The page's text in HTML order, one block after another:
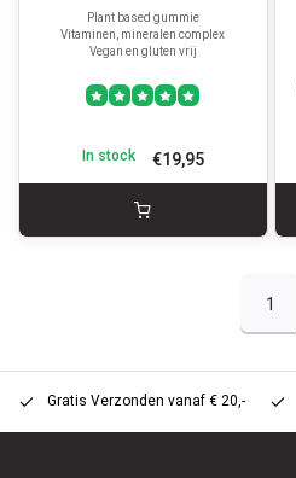
Plant based gummie
Vitaminen, mineralen complex
Vegan en gluten vrij
€19,95
In stock
1
Gratis Verzonden vanaf € 20,-